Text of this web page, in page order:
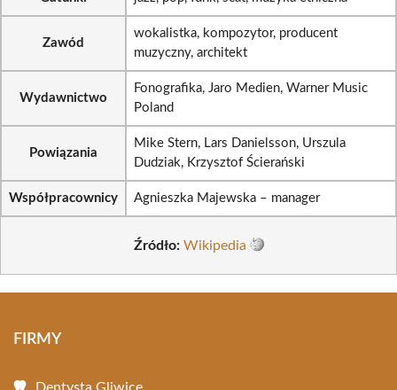
Zawód
wokalistka, kompozytor, producent
muzyczny, architekt
Wydawnictwo
Fonografika, Jaro Medien, Warner Music
Poland
Powiązania
Mike Stern, Lars Danielsson, Urszula
Dudziak, Krzysztof Ścierański
Współpracownicy Agnieszka Majewska – manager
Źródło: Wikipedia
FIRMY
Dentysta Gliwice